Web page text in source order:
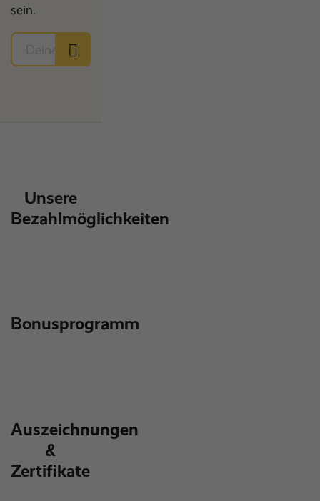
sein.
Unsere
Bezahlmöglichkeiten
Bonusprogramm
Auszeichnungen
&
Zertifikate